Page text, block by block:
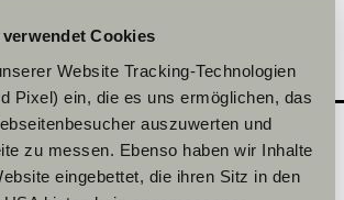
Cookies
Website Tracking-Technologien
Pixel) ein, die es uns ermöglichen, das
auszuwerten und
zu messen. Ebenso haben wir Inhalte
eingebettet, die ihren Sitz in den
serie vil du gerne